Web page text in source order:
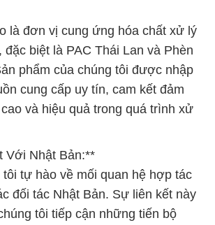
là đơn vị cung ứng hóa chất xử lý
biệt là PAC Thái Lan và Phèn
phẩm của chúng tôi được nhập
cung cấp uy tín, cam kết đảm
và hiệu quả trong quá trình xử
Với Nhật Bản:**
tự hào về mối quan hệ hợp tác
đối tác Nhật Bản. Sự liên kết này
tôi tiếp cận những tiến bộ